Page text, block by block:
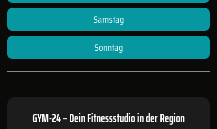
Samstag
Sonntag
GYM-24 – Dein Fitnessstudio in der Region